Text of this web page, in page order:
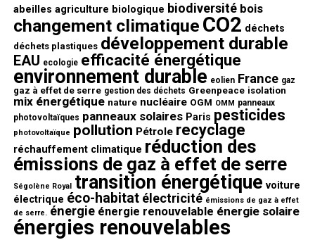
abeilles agriculture biologique biodiversité bois
changement climatique CO2 déchets
déchets plastiques développement durable
EAU ecologie efficacité énergétique
environnement durable eolien France gaz
gaz à effet de serre gestion des déchets Greenpeace isolation
mix énergétique nature nucléaire OGM OMM panneaux
photovoltaïques panneaux solaires Paris pesticides
photovoltaïque pollution Pétrole recyclage
réchauffement climatique réduction des
émissions de gaz à effet de serre
Ségolène Royal transition énergétique voiture
électrique éco-habitat électricité émissions de gaz à effet
de serre. énergie énergie renouvelable énergie solaire
énergies renouvelables